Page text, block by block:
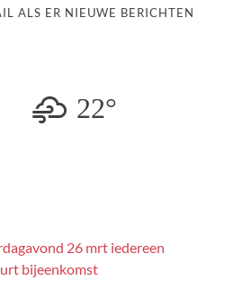
ALS ER NIEUWE BERICHTEN
22°
26 mrt iedereen
bijeenkomst